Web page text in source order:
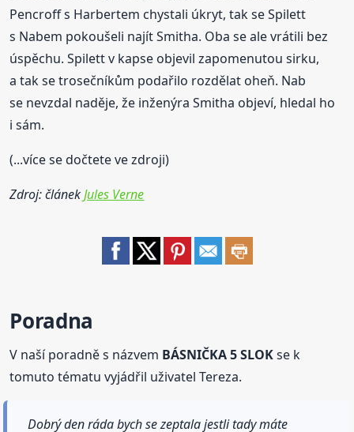
Pencroff s Harbertem chystali úkryt, tak se Spilett
s Nabem pokoušeli najít Smitha. Oba se ale vrátili bez
úspěchu. Spilett v kapse objevil zapomenutou sirku,
a tak se trosečníkům podařilo rozdělat oheň. Nab
se nevzdal naděje, že inženýra Smitha objeví, hledal ho
i sám.
(...více se dočtete ve zdroji)
Zdroj: článekJules Verne
Poradna
V naší poradně s názvem BÁSNIČKA 5 SLOKse k
tomuto tématu vyjádřil uživatel Tereza.
Dobrý den ráda bych se zeptala jestli tady máte